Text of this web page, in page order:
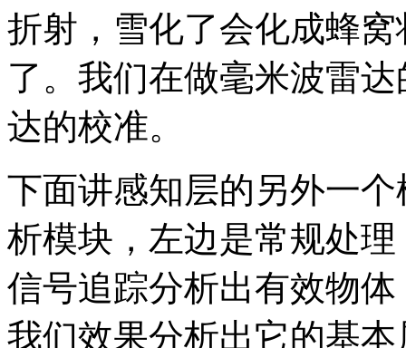
折射，雪化了会化成蜂
了。我们在做毫米波雷
达的校准。
下面讲感知层的另外一
析模块，左边是常规处
信号追踪分析出有效物
我们效果分析出它的基